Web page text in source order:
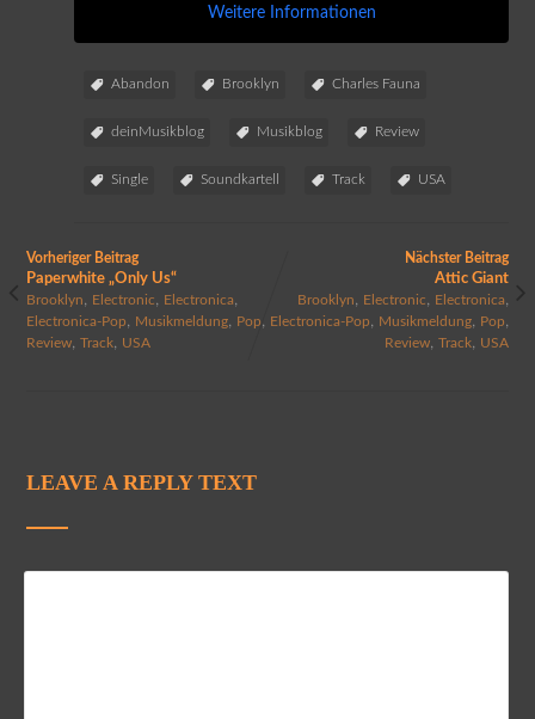
Weitere Informationen
Abandon Brooklyn Charles Fauna
deinMusikblog Musikblog Review
Single Soundkartell Track USA
Vorheriger Beitrag
Paperwhite „Only Us“
Brooklyn Electronic Electronica
Electronica-Pop Musikmeldung, Pop,
Review, Track, USA
Nächster Beitrag
Attic Giant
Brooklyn Electronic Electronica
Electronica-Pop Musikmeldung Pop
Review ,Track USA
LEAVE A REPLY TEXT